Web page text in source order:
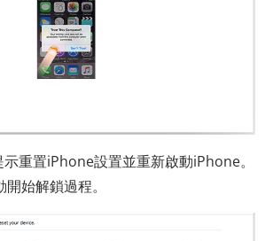
重置iPhone設置並重新啟動iPhone。
始解鎖過程。